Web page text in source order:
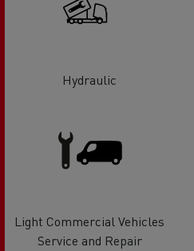
Hydraulic
Light Commercial Vehicles
Service and Repair